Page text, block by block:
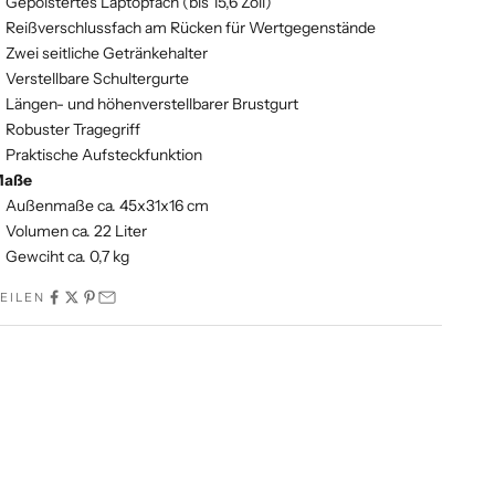
Reißverschlussfach am Rücken für Wertgegenstände
Zwei seitliche Getränkehalter
Verstellbare Schultergurte
Längen- und höhenverstellbarer Brustgurt
Robuster Tragegriff
Praktische Aufsteckfunktion
Außenmaße ca. 45x31x16 cm
Volumen ca. 22 Liter
Gewciht ca. 0,7 kg